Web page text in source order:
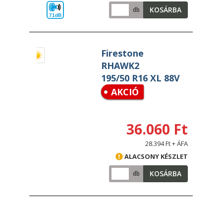
71dB
db KOSÁRBA
Firestone
RHAWK2
195/50 R16 XL 88V
AKCIÓ
36.060 Ft
28.394 Ft + ÁFA
ALACSONY KÉSZLET
db KOSÁRBA